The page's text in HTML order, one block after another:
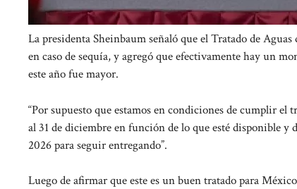
La presidenta Sheinbaum señaló que el Tratado de
en caso de sequía, y agregó que efectivamente hay un
este año fue mayor.
“Por supuesto que estamos en condiciones de cumplir el
al 31 de diciembre en función de lo que esté disponible y
2026 para seguir entregando”.
Luego de afirmar que este es un buen tratado para